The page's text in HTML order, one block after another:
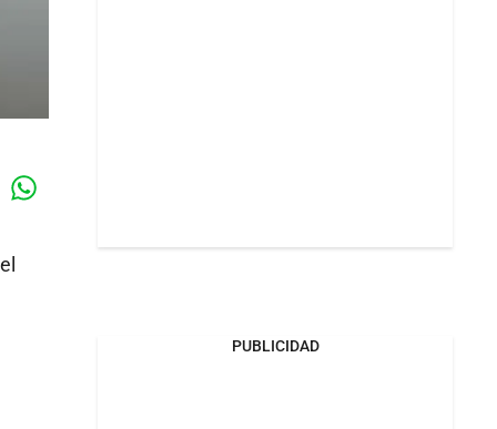
PUBLICIDAD